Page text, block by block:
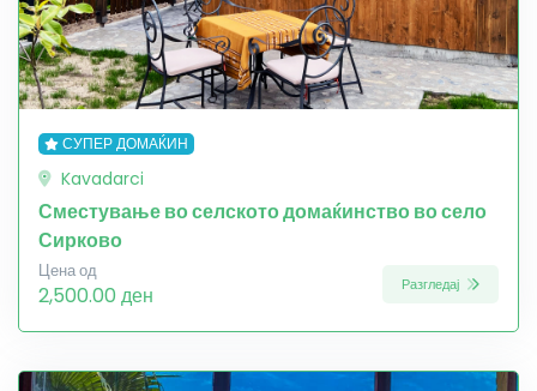
СУПЕР ДОМАЌИН
Kavadarci
Сместување во селското домаќинство во село
Сирково
Цена од
2,500.00 ден Разгледај